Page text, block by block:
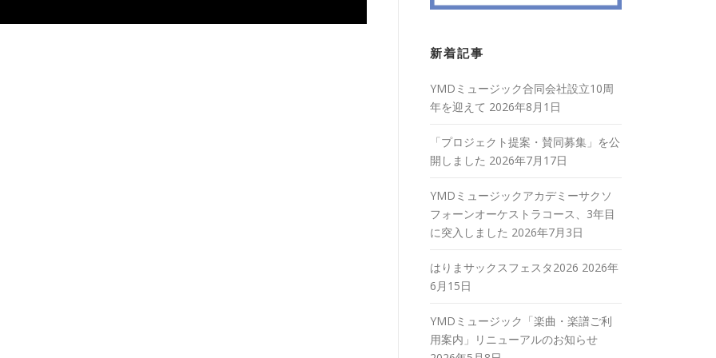
新着記事
YMDミュージック合同会社設立10周
年を迎えて 2026年8月1日
「プロジェクト提案・賛同募集」を公
開しました 2026年7月17日
YMDミュージックアカデミーサクソ
フォーンオーケストラコース、3年目
に突入しました 2026年7月3日
はりまサックスフェスタ2026 2026年
6月15日
YMDミュージック「楽曲・楽譜ご利
用案内」リニューアルのお知らせ